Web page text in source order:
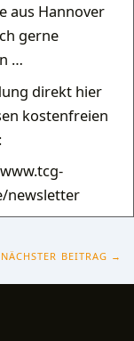
aus Hannover
gerne
…
direkt hier
kostenfreien
newsletter
NÄCHSTER BEITRAG →